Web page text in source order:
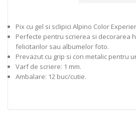
Pix cu gel si sclipici Alpino Color
Perfecte pentru scrierea si decorarea
felicitarilor sau albumelor foto.
Prevazut cu grip si con metalic pentru
Varf de scriere: 1 mm.
Ambalare: 12 buc/cutie.